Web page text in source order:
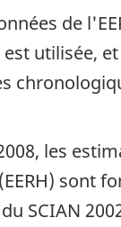
de
utilisée,
les
sont
SCIAN